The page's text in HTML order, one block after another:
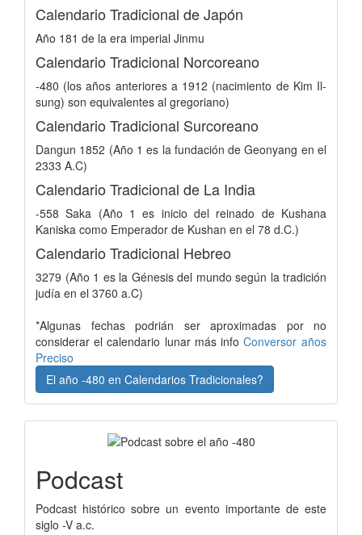
Calendario Tradicional de Japón
Año 181 de la era imperial Jinmu
Calendario Tradicional Norcoreano
-480 (los años anteriores a 1912 (nacimiento de Kim Il-
sung) son equivalentes al gregoriano)
Calendario Tradicional Surcoreano
Dangun 1852 (Año 1 es la fundación de Geonyang en el
2333 A.C)
Calendario Tradicional de La India
-558 Saka (Año 1 es inicio del reinado de Kushana
Kaniska como Emperador de Kushan en el 78 d.C.)
Calendario Tradicional Hebreo
3279 (Año 1 es la Génesis del mundo según la tradición
judía en el 3760 a.C)
*Algunas fechas podrián ser aproximadas por no
considerar el calendario lunar más info Conversor años
Preciso
El año -480 en Calendarios Tradicionales?
Podcast
Podcast histórico sobre un evento importante de este
siglo -V a.c.